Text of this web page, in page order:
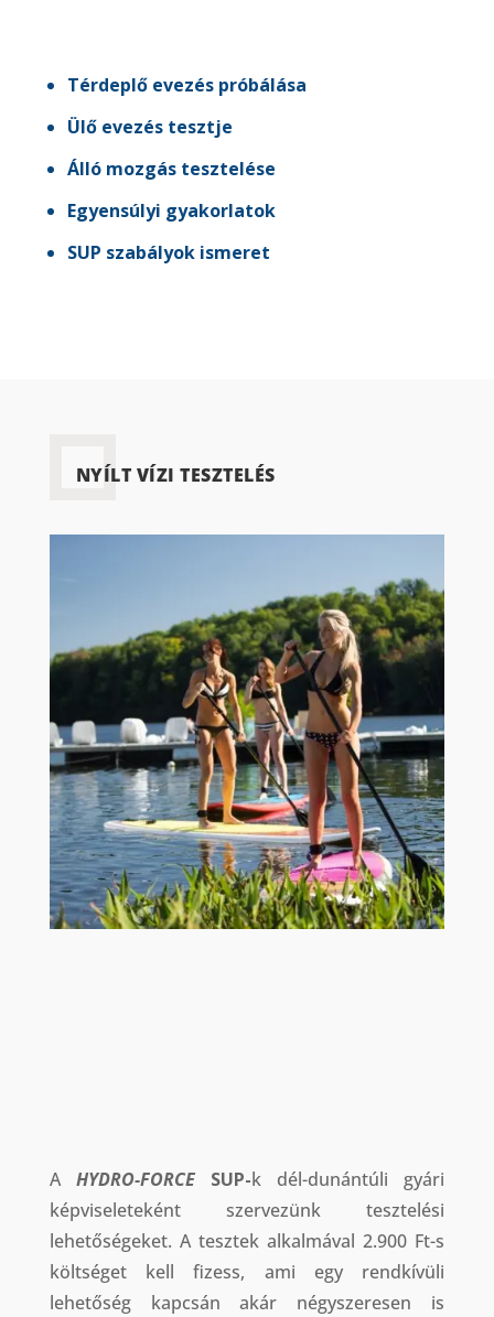
Térdeplő evezés próbálása
Ülő evezés tesztje
Álló mozgás tesztelése
Egyensúlyi gyakorlatok
SUP szabályok ismeret
NYÍLT VÍZI TESZTELÉS
A HYDRO-FORCESUP-k dél-dunántúli gyári
képviseleteként szervezünk tesztelési
lehetőségeket. A tesztek alkalmával 2.900 Ft-s
költséget kell fizess, ami egy rendkívüli
lehetőség kapcsán akár négyszeresen is